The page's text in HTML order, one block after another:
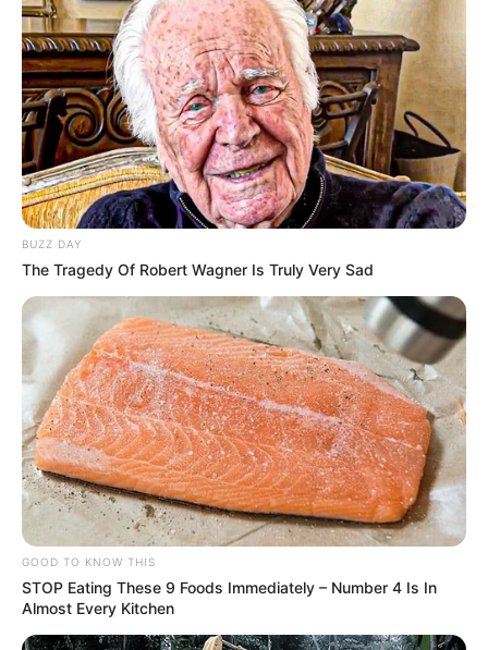
BUZZ DAY
The Tragedy Of Robert Wagner Is Truly Very Sad
GOOD TO KNOW THIS
STOP Eating These 9 Foods Immediately – Number 4 Is In
Almost Every Kitchen